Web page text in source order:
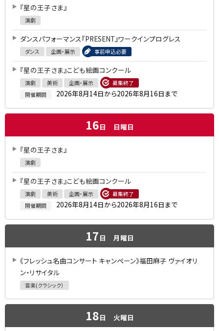
『星の王子さま』
演劇
ダンスパフォーマンス『PRESENT』ワークインプログレス
ダンス 企画・展示 事前申込必要
『星の王子さま』こども絵画コンクール
演劇 美術 企画・展示
募集終了
開催期間
2026年8月14日から2026年8月16日まで
16日 日曜日
『星の王子さま』
演劇
『星の王子さま』こども絵画コンクール
演劇 美術 企画・展示
募集終了
開催期間
2026年8月14日から2026年8月16日まで
17 日 月曜日
《フレッシュ名曲コンサート キャンペーン》福田麻子 ヴァイオリ
ン・リサイタル
音楽(クラシック）
18日 火曜日